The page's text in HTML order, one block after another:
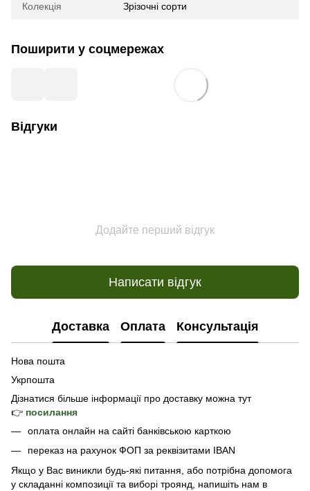
Колекція Зрізочні сорти
Поширити у соцмережах
Відгуки
Додайте перший відгук
Написати відгук
Доставка Оплата Консультація
Нова пошта
Укрпошта
Дізнатися більше інформації про доставку можна тут
👉 посилання
оплата онлайн на сайті банківською карткою
переказ на рахунок ФОП за реквізитами IBAN
Якщо у Вас виникли будь-які питання, або потрібна допомога
у складанні композиції та виборі троянд, напишіть нам в